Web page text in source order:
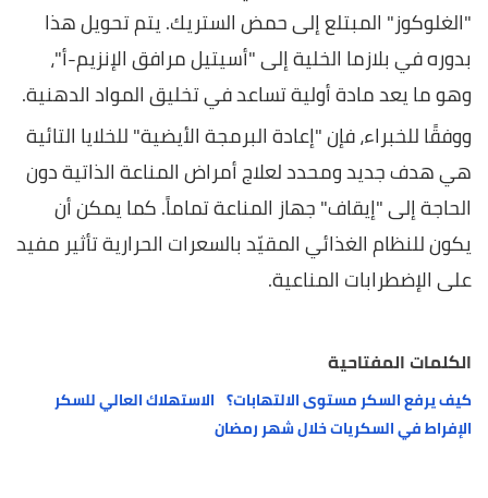
"الغلوكوز" المبتلع إلى حمض الستريك. يتم تحويل هذا
بدوره في بلازما الخلية إلى "أسيتيل مرافق الإنزيم-أ"،
وهو ما يعد مادة أولية تساعد في تخليق المواد الدهنية.
ووفقًا للخبراء، فإن "إعادة البرمجة الأيضية" للخلايا التائية
هي هدف جديد ومحدد لعلاج أمراض المناعة الذاتية دون
الحاجة إلى "إيقاف" جهاز المناعة تماماً. كما يمكن أن
يكون للنظام الغذائي المقيّد بالسعرات الحرارية تأثير مفيد
على الإضطرابات المناعية.
الكلمات المفتاحية
كيف يرفع السكر مستوى الالتهابات؟ الاستهلاك العالي للسكر
الإفراط في السكريات خلال شهر رمضان